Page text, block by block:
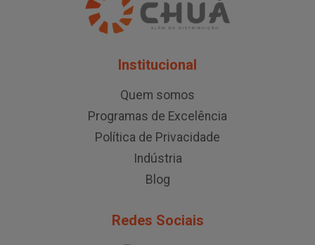
Institucional
Quem somos
Programas de Excelência
Política de Privacidade
Indústria
Blog
Redes Sociais